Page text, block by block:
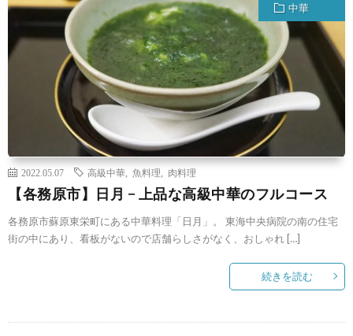
中華
2022.05.07 高級中華 魚料理 肉料理
【各務原市】日月 − 上品な高級中華のフルコース
各務原市蘇原東栄町にある中華料理「日月」。 東海中央病院の南の住宅
街の中にあり、看板がないので店舗らしさがなく、おしゃれ […]
続きを読む